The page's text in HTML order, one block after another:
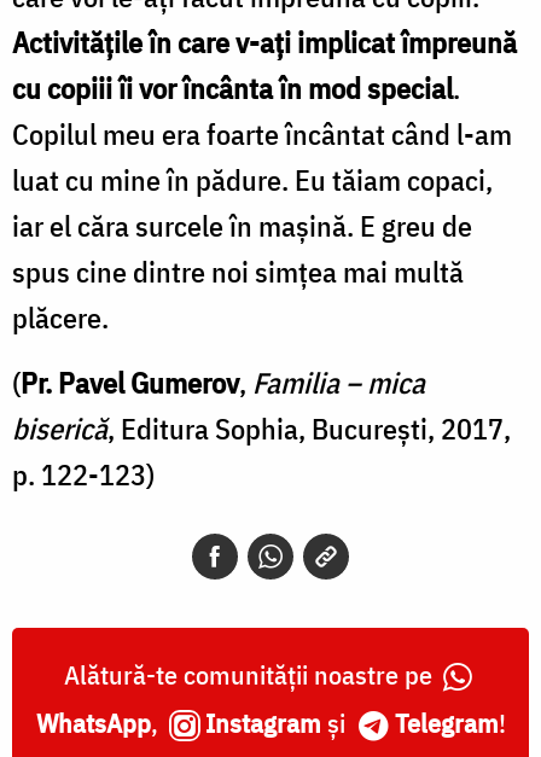
Activităţile în care v-aţi implicat împreună
cu copiii îi vor încânta în mod special.
Copilul meu era foarte încântat când l-am
luat cu mine în pădure. Eu tăiam copaci,
iar el căra surcele în maşină. E greu de
spus cine dintre noi simţea mai multă
plăcere.
(Pr. Pavel Gumerov, Familia – mica
biserică, Editura Sophia, București, 2017,
p. 122-123)
Alătură-te comunității noastre pe
WhatsApp, Instagram și Telegram!